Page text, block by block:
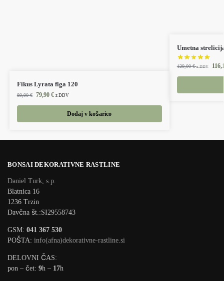
Fikus Lyrata figa 120
89,90€ 79,90 € z DDV
Dodaj v košarico
Umetna
129,00€ z DDV
BONSAI DEKORATIVNE RASTLINE
Daniel Turk, s.p.
Blatnica 16
1236 Trzin
Davčna št.:SI29558743
GSM: 041 367 530
POŠTA: info(afna)dekorativne-rastline.si
DELOVNI ČAS:
pon – čet: 9h – 17h